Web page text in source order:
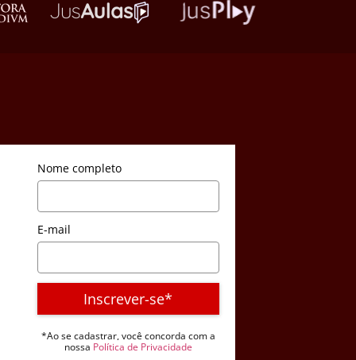
Nome completo
E-mail
Inscrever-se*
*Ao se cadastrar, você concorda com a
nossa Política de Privacidade